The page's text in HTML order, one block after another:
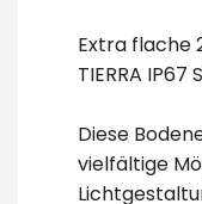
Extra flache
TIERRA
Diese
vielfältige